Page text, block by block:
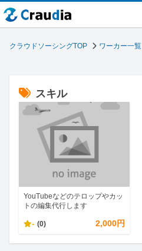
クラウドソーシングTOP ワーカー一覧
スキル
YouTubeなどのテロップやカッ
トの編集代行します
- (0) 2,000円